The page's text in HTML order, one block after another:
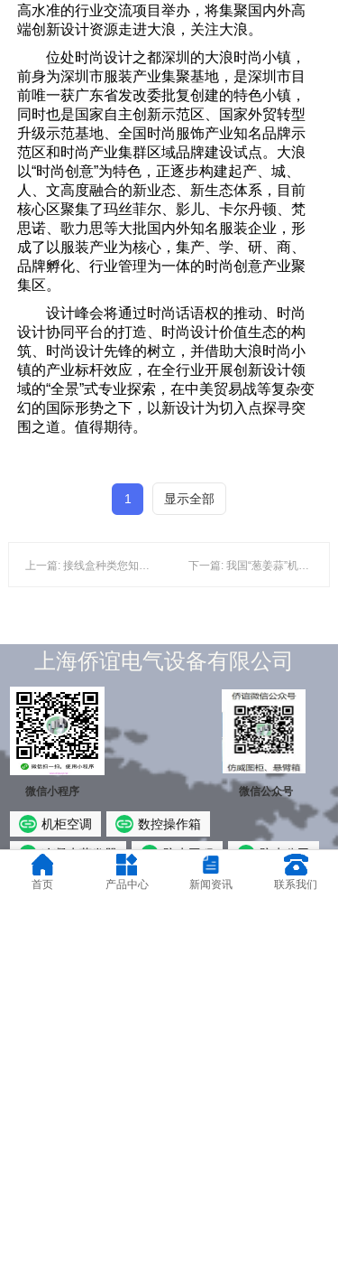
高水准的行业交流项目举办，将集聚国内外高
端创新设计资源走进大浪，关注大浪。
位处时尚设计之都深圳的大浪时尚小镇，
前身为深圳市服装产业集聚基地，是深圳市目
前唯一获广东省发改委批复创建的特色小镇，
同时也是国家自主创新示范区、国家外贸转型
升级示范基地、全国时尚服饰产业知名品牌示
范区和时尚产业集群区域品牌建设试点。大浪
以“时尚创意”为特色，正逐步构建起产、城、
人、文高度融合的新业态、新生态体系，目前
核心区聚集了玛丝菲尔、影儿、卡尔丹顿、梵
思诺、歌力思等大批国内外知名服装企业，形
成了以服装产业为核心，集产、学、研、商、
品牌孵化、行业管理为一体的时尚创意产业聚
集区。
设计峰会将通过时尚话语权的推动、时尚
设计协同平台的打造、时尚设计价值生态的构
筑、时尚设计先锋的树立，并借助大浪时尚小
镇的产业标杆效应，在全行业开展创新设计领
域的“全景”式专业探索，在中美贸易战等复杂变
幻的国际形势之下，以新设计为切入点探寻突
围之道。值得期待。
1 显示全部
上一篇: 接线盒种类您知道吗？ 下一篇: 我国“葱姜蒜”机械化仍是短板
上海侨谊电气设备有限公司
机柜空调 数控操作箱
冷凝水蒸发器 防水工程 防水公司
网站建设
微信公众号
微信小程序
首页 产品中心 新闻资讯 联系我们